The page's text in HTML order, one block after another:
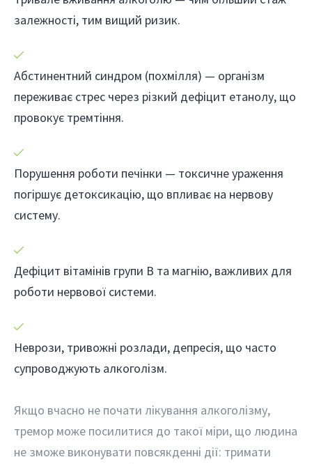
залежності, тим вищий ризик.
Абстинентний синдром (похмілля) — організм
переживає стрес через різкий дефіцит етанолу, що
провокує тремтіння.
Порушення роботи печінки — токсичне ураження
погіршує детоксикацію, що впливає на нервову
систему.
Дефіцит вітамінів групи B та магнію, важливих для
роботи нервової системи.
Неврози, тривожні розлади, депресія, що часто
супроводжують алкоголізм.
Якщо вчасно не почати лікування алкоголізму,
тремор може посилитися до такої міри, що людина
не зможе виконувати повсякденні дії: тримати